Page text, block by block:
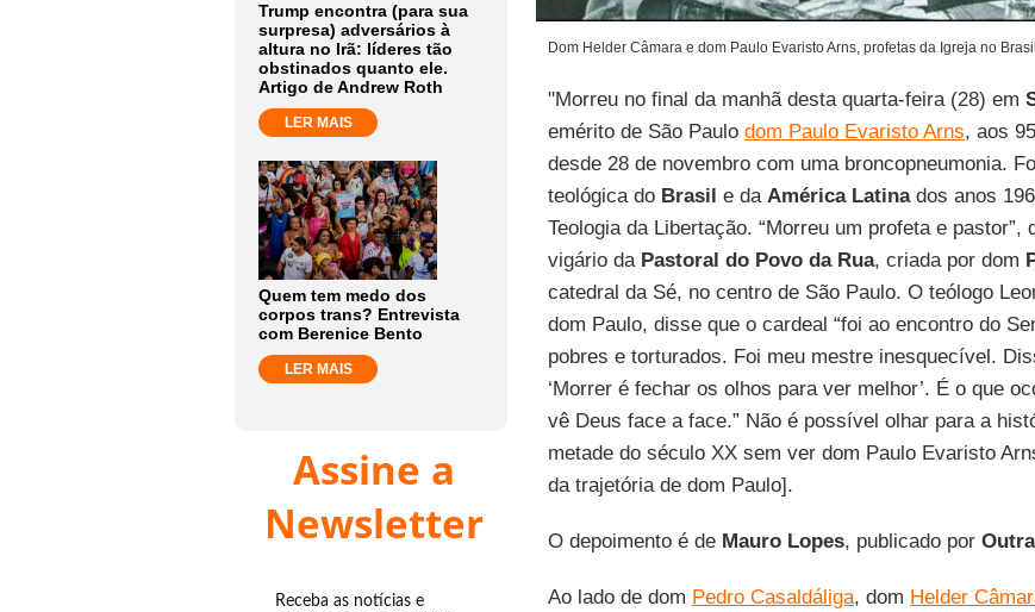
Trump encontra (para sua
surpresa) adversários à
altura no Irã: líderes tão
obstinados quanto ele.
Artigo de Andrew Roth
LER MAIS
Quem tem medo dos
corpos trans? Entrevista
com Berenice Bento
LER MAIS
Assine a
Newsletter
Receba as notícias e
Dom Helder Câmara e dom Paulo Evaristo Arns, profetas da Igreja no
"Morreu no final da manhã desta quarta-feira (28) em
emérito de São Paulo dom Paulo Evaristo Arns, aos
desde 28 de novembro com uma broncopneumonia.
teológica do Brasil e da América Latinados anos
Teologia da Libertação. “Morreu um profeta e pastor”,
vigário da Pastoral do Povo da Rua, criada por dom
catedral da Sé, no centro de São Paulo. O teólogo
dom Paulo, disse que o cardeal “foi ao encontro do
pobres e torturados. Foi meu mestre inesquecível.
‘Morrer é fechar os olhos para ver melhor’. É o que
vê Deus face a face.” Não é possível olhar para a
metade do século XX sem ver dom Paulo Evaristo
da trajetória de dom Paulo].
O depoimento é de Mauro Lopes, publicado por
Ao lado de dom Pedro Casaldáliga, dom Helder